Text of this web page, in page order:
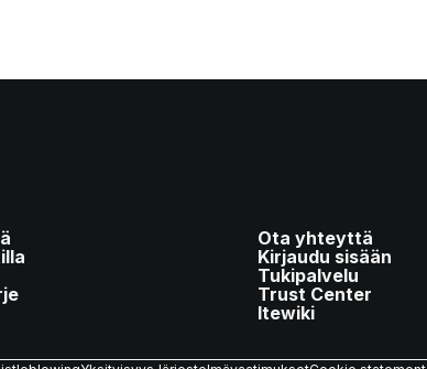
Ota yhteyttä
Kirjaudu sisään
Tukipalvelu
Trust Center
Itewiki